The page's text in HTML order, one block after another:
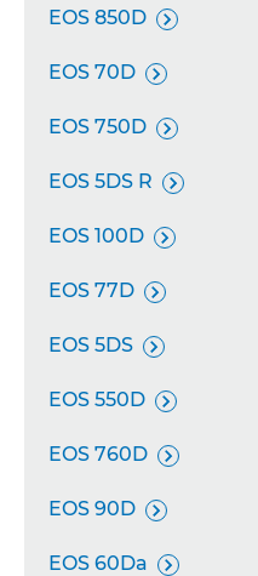
EOS 850D 
EOS 70D 
EOS 750D 
EOS 5DS R 
EOS 100D 
EOS 77D 
EOS 5DS 
EOS 550D 
EOS 760D 
EOS 90D 
EOS 60Da 